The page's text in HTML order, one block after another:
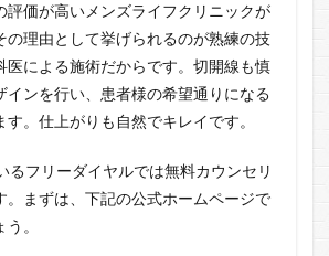
評価が高いメンズライフクリニックが
の理由として挙げられるのが熟練の技
医による施術だからです。切開線も慎
インを行い、患者様の希望通りになる
す。仕上がりも自然でキレイです。
るフリーダイヤルでは無料カウンセリ
。まずは、下記の公式ホームページで
。